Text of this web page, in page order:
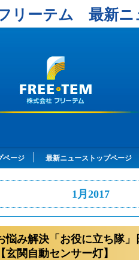
リーテム 最新ニ
ページ 最新ニューストップページ
1月2017
悩み解決「お役に立ち隊
玄関自動センサー灯】